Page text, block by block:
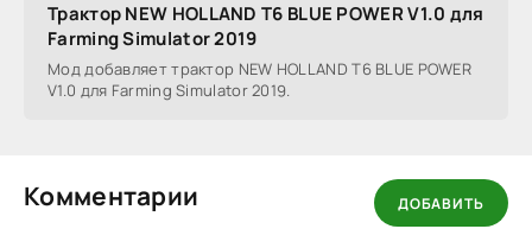
Трактор NEW HOLLAND T6 BLUE POWER V1.0 для
Farming Simulator 2019
Мод добавляет трактор NEW HOLLAND T6 BLUE POWER
V1.0 для Farming Simulator 2019.
Комментарии ДОБАВИТЬ